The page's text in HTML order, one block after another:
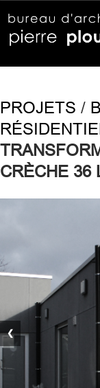
PROJETS /
CRÈCHE 36
❮